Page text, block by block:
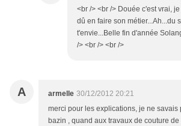
<br /> <br /> Douée c'est vrai,
dû en faire son métier...Ah...du
t'envie...Belle fin d'année
/> <br /> <br />
A armelle 30/12/2012 20:21
merci pour les explications, je ne savais
bazin , quand aux travaux de couture